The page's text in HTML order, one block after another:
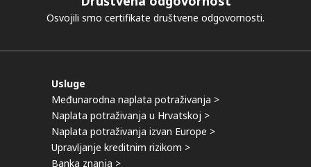
Osvojili smo certifikate društvene odgovornosti.
Usluge
Međunarodna naplata potraživanja >
Naplata potraživanja u Hrvatskoj >
Naplata potraživanja izvan Europe >
Upravljanje kreditnim rizikom >
Banka znanja >